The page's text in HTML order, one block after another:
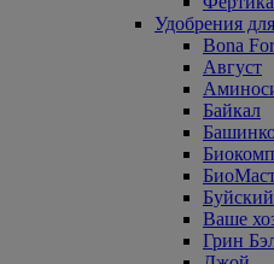
Удобрения
Bona
Август
Байкал
Ваше
Грин